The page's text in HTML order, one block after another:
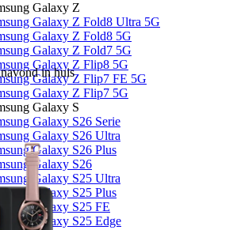
Galaxy Z
Galaxy Z Fold8 Ultra 5G
Galaxy Z Fold8 5G
Galaxy Z Fold7 5G
Galaxy Z Flip8 5G
Galaxy Z Flip7 FE 5G
Galaxy Z Flip7 5G
Galaxy S
Galaxy S26 Serie
Galaxy S26 Ultra
Galaxy S26 Plus
Galaxy S26
Galaxy S25 Ultra
Galaxy S25 Plus
Galaxy S25 FE
Galaxy S25 Edge
in huis